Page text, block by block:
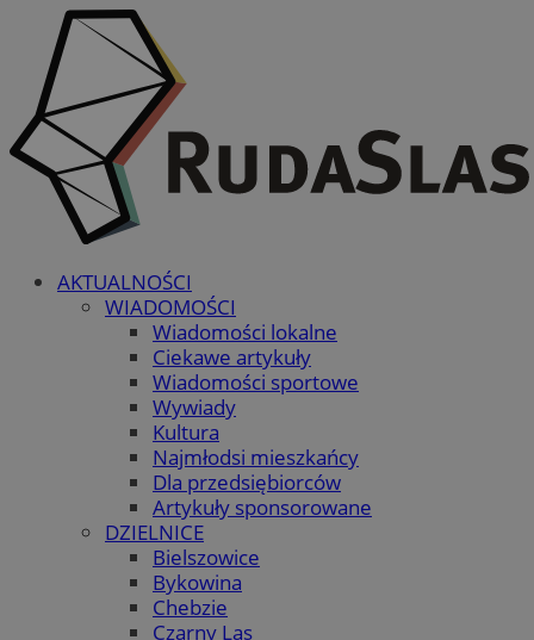
AKTUALNOŚCI
WIADOMOŚCI
Wiadomości lokalne
Ciekawe artykuły
Wiadomości sportowe
Wywiady
Kultura
Najmłodsi mieszkańcy
Dla przedsiębiorców
Artykuły sponsorowane
DZIELNICE
Bielszowice
Bykowina
Chebzie
Czarny Las